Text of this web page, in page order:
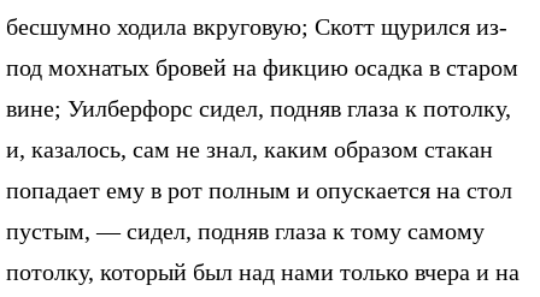
бесшумно ходила вкруговую; Скотт щурился из-
под мохнатых бровей на фикцию осадка в старом
вине; Уилберфорс сидел, подняв глаза к потолку,
и, казалось, сам не знал, каким образом стакан
попадает ему в рот полным и опускается на стол
пустым, — сидел, подняв глаза к тому самому
потолку, который был над нами только вчера и на